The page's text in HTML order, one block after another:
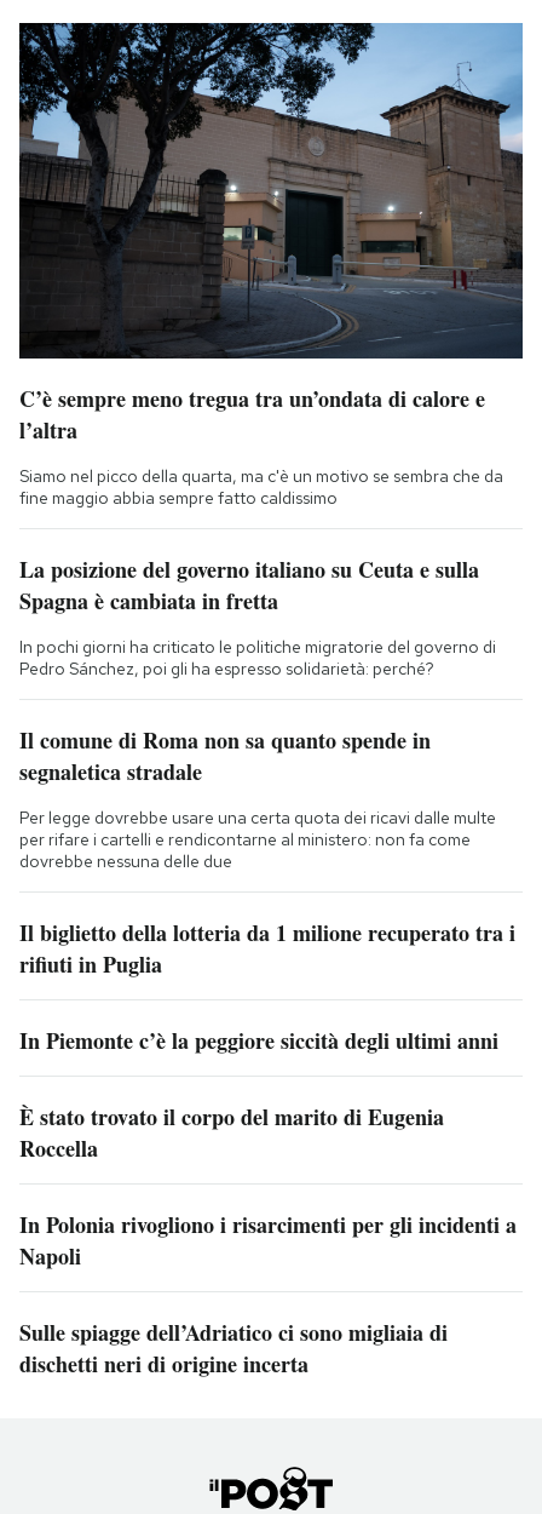
C’è sempre meno tregua tra un’ondata di calore e
l’altra
Siamo nel picco della quarta, ma c'è un motivo se sembra che da
fine maggio abbia sempre fatto caldissimo
La posizione del governo italiano su Ceuta e sulla
Spagna è cambiata in fretta
In pochi giorni ha criticato le politiche migratorie del governo di
Pedro Sánchez, poi gli ha espresso solidarietà: perché?
Il comune di Roma non sa quanto spende in
segnaletica stradale
Per legge dovrebbe usare una certa quota dei ricavi dalle multe
per rifare i cartelli e rendicontarne al ministero: non fa come
dovrebbe nessuna delle due
Il biglietto della lotteria da 1 milione recuperato tra i
rifiuti in Puglia
In Piemonte c’è la peggiore siccità degli ultimi anni
È stato trovato il corpo del marito di Eugenia
Roccella
In Polonia rivogliono i risarcimenti per gli incidenti a
Napoli
Sulle spiagge dell’Adriatico ci sono migliaia di
dischetti neri di origine incerta